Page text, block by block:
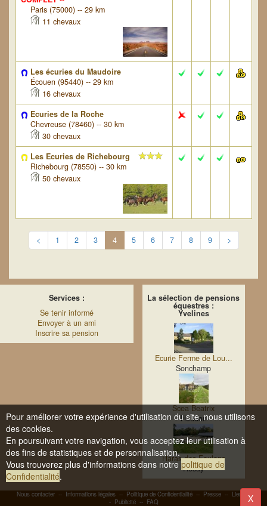
Paris (75000) -- 29 km
11 chevaux
Les écuries du Maudoire
Écouen (95440) -- 29 km
16 chevaux
Ecuries de la Roche
Chevreuse (78460) -- 30 km
30 chevaux
Les Ecuries de Richebourg
Richebourg (78550) -- 30 km
50 chevaux
< 1 2 3 4 5 6 7 8 9 >
Services :
Se tenir informé
Envoyer à un ami
Inscrire sa pension
La sélection de pensions
équestres :
Yvelines
Ecurie Ferme de Lou...
Sonchamp
Scea Beatrix
Houdan
Haras des Foulons
Rosay
Nous contacter -- Informations légales -- Politique de Confidentialité -- Presse -- Liens
-
- Publicité-- FAQ
Pour améliorer votre expérience d'utilisation du site, nous utilisons
des cookies.
En poursuivant votre navigation, vous acceptez leur utilisation à
des fins de statistiques et de personnalisation.
Vous trouverez plus d'informations dans notrepolitique de
Confidentialité.
X